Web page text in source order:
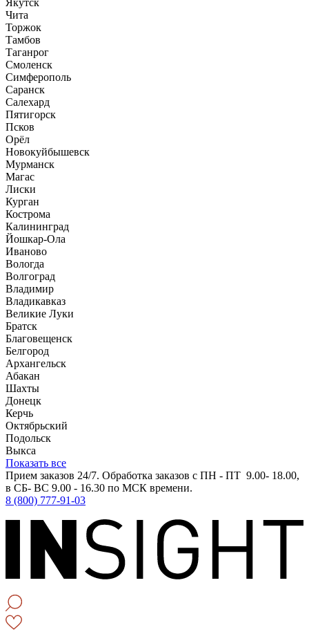
Якутск
Чита
Торжок
Тамбов
Таганрог
Смоленск
Симферополь
Саранск
Салехард
Пятигорск
Псков
Орёл
Новокуйбышевск
Мурманск
Магас
Лиски
Курган
Кострома
Калининград
Йошкар-Ола
Иваново
Вологда
Волгоград
Владимир
Владикавказ
Великие Луки
Братск
Благовещенск
Белгород
Архангельск
Абакан
Шахты
Донецк
Керчь
Октябрьский
Подольск
Выкса
Показать все
Прием заказов 24/7. Обработка заказов с ПН - ПТ 9.00- 18.00,
в СБ- ВС 9.00 - 16.30 по МСК времени.
8 (800) 777-91-03